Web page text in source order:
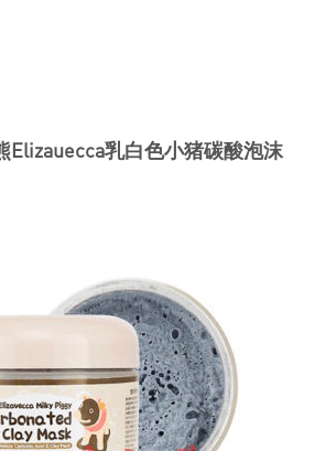
Elizauecca乳白色小猪碳酸泡沫